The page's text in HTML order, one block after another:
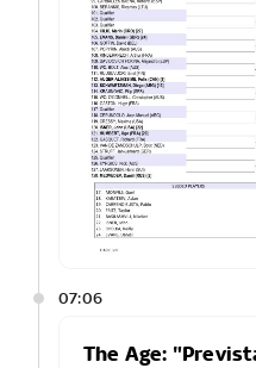
07:06
The Age: